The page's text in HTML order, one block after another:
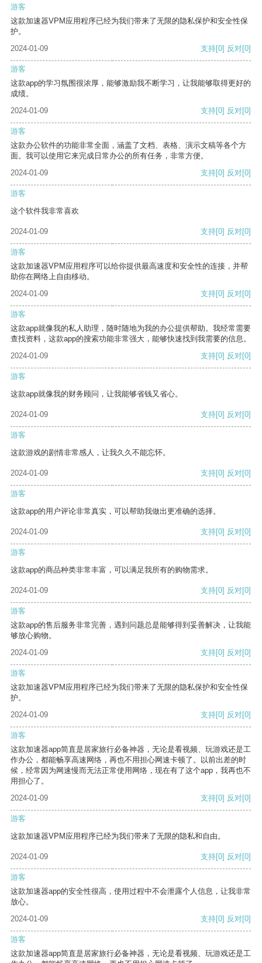
游客
这款加速器VPM应用程序已经为我们带来了无限的隐私保护和安全性保
护。
2024-01-09
支持[0] 反对[0]
游客
这款app的学习氛围很浓厚，能够激励我不断学习，让我能够取得更好的
成绩。
2024-01-09
支持[0] 反对[0]
游客
这款办公软件的功能非常全面，涵盖了文档、表格、演示文稿等各个方
面。我可以使用它来完成日常办公的所有任务，非常方便。
2024-01-09
支持[0] 反对[0]
游客
这个软件我非常喜欢
2024-01-09 支持[0] 反对[0]
游客
这款加速器VPM应用程序可以给你提供最高速度和安全性的连接，并帮
助你在网络上自由移动。
2024-01-09
支持[0] 反对[0]
游客
这款app就像我的私人助理，随时随地为我的办公提供帮助。我经常需要
查找资料，这款app的搜索功能非常强大，能够快速找到我需要的信息。
2024-01-09
支持[0] 反对[0]
游客
这款app就像我的财务顾问，让我能够省钱又省心。
2024-01-09 支持[0] 反对[0]
游客
这款游戏的剧情非常感人，让我久久不能忘怀。
2024-01-09 支持[0] 反对[0]
游客
这款app的用户评论非常真实，可以帮助我做出更准确的选择。
2024-01-09 支持[0] 反对[0]
游客
这款app的商品种类非常丰富，可以满足我所有的购物需求。
2024-01-09 支持[0] 反对[0]
游客
这款app的售后服务非常完善，遇到问题总是能够得到妥善解决，让我能
够放心购物。
2024-01-09
支持[0] 反对[0]
游客
这款加速器VPM应用程序已经为我们带来了无限的隐私保护和安全性保
护。
2024-01-09
支持[0] 反对[0]
游客
这款加速器app简直是居家旅行必备神器，无论是看视频、玩游戏还是工
作办公，都能畅享高速网络，再也不用担心网速卡顿了。以前出差的时
候，经常因为网速慢而无法正常使用网络，现在有了这个app，我再也不
用担心了。
2024-01-09
支持[0] 反对[0]
游客
这款加速器VPM应用程序已经为我们带来了无限的隐私和自由。
2024-01-09 支持[0] 反对[0]
游客
这款加速器app的安全性很高，使用过程中不会泄露个人信息，让我非常
放心。
2024-01-09
支持[0] 反对[0]
游客
这款加速器app简直是居家旅行必备神器，无论是看视频、玩游戏还是工